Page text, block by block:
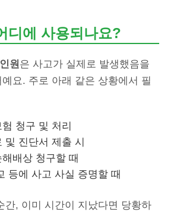
디에 사용되나요?
원 은 사고가 실제로 발생했음을
요. 주로 아래 같은 상황에서 필
청구 및 처리
및 진단서 제출 시
배상 청구할 때
등에 사고 사실 증명할 때
간, 이미 시간이 지났다면 당황하